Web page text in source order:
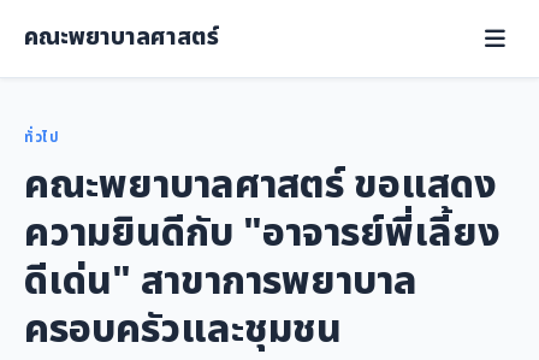
คณะพยาบาลศาสตร์
ทั่วไป
คณะพยาบาลศาสตร์ ขอแสดง
ความยินดีกับ "อาจารย์พี่เลี้ยง
ดีเด่น" สาขาการพยาบาล
ครอบครัวและชุมชน